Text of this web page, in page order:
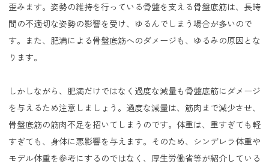
歪みます。姿勢の維持を行っている骨盤を支える骨盤底筋は、長時
間の不適切な姿勢の影響を受け、ゆるんでしまう場合が多いので
す。また、肥満による骨盤底筋へのダメージも、ゆるみの原因とな
ります。
しかしながら、肥満だけではなく過度な減量も骨盤底筋にダメージ
を与えるため注意しましょう。過度な減量は、筋肉まで減少させ、
骨盤底筋の筋肉不足を招いてしまうのです。体重は、重すぎても軽
すぎても、身体に悪影響を与えます。そのため、シンデレラ体重や
モデル体重を参考にするのではなく、厚生労働省等が紹介している